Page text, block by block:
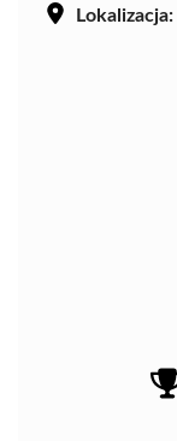
Lokalizacja: